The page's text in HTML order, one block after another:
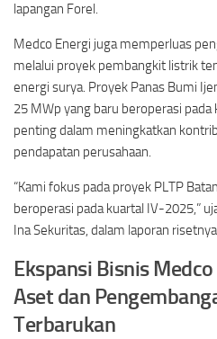
lapangan Forel.
Medco Energi juga memperluas
melalui proyek pembangkit listrik
energi surya. Proyek Panas Bumi
25 MWp yang baru beroperasi
penting dalam meningkatkan
pendapatan perusahaan.
“Kami fokus pada proyek PLTP
beroperasi pada kuartal IV-2025,”
Ina Sekuritas, dalam laporan
Ekspansi Bisnis
Aset dan
Terbarukan